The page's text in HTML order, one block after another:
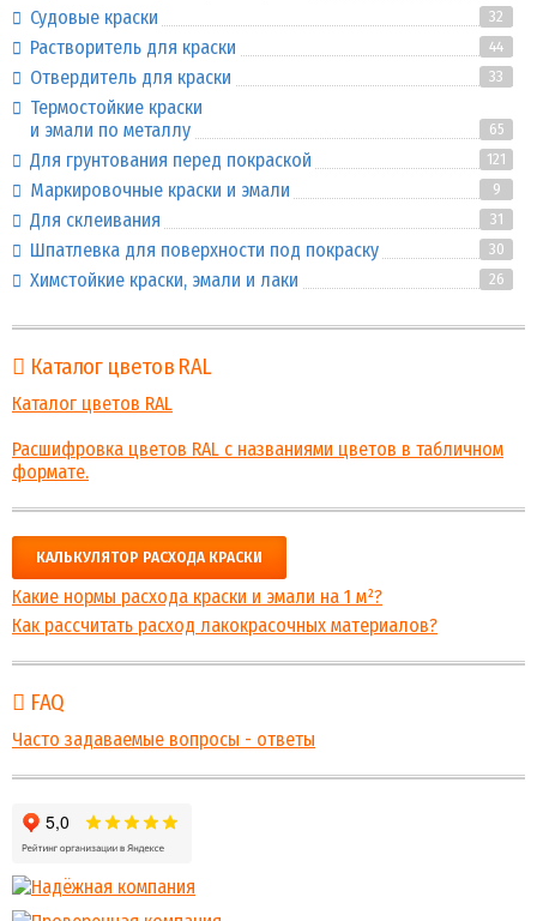
Судовые краски 32
Растворитель для краски 44
Отвердитель для краски 33
Термостойкие краски
и эмали по металлу
65
Для грунтования перед покраской 121
Маркировочные краски и эмали 9
Для склеивания 31
Шпатлевка для поверхности под покраску 30
Химстойкие краски, эмали и лаки 26
Каталог цветов RAL
Каталог цветов RAL
Расшифровка цветов RAL с названиями цветов в табличном
формате.
КАЛЬКУЛЯТОР РАСХОДА КРАСКИ
Какие нормы расхода краски и эмали на 1 м²?
Как рассчитать расход лакокрасочных материалов?
FAQ
Часто задаваемые вопросы - ответы